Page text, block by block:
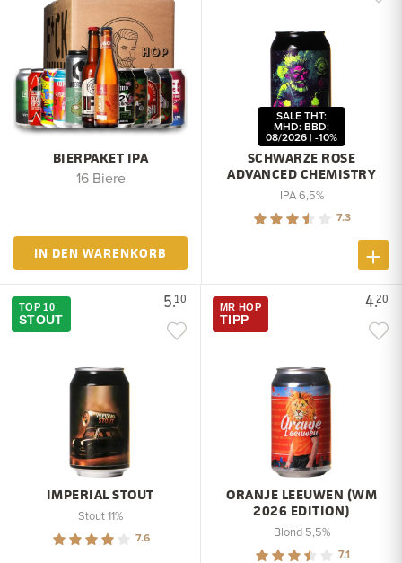
BIERPAKET IPA
16 Biere
IN DEN WARENKORB
SCHWARZE ROSE
ADVANCED CHEMISTRY
SALE THT:
MHD: BBD:
08/2026 | -10%
IPA 6,5%
7.3
5.10
TOP 10
STOUT
IMPERIAL STOUT
Stout 11%
7.6
4.20
MR HOP
TIPP
ORANJE LEEUWEN (WM
2026 EDITION)
Blond 5,5%
7.1